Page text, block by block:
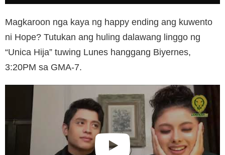
Magkaroon nga kaya ng happy ending ang kuwento
ni Hope? Tutukan ang huling dalawang linggo ng
“Unica Hija” tuwing Lunes hanggang Biyernes,
3:20PM sa GMA-7.